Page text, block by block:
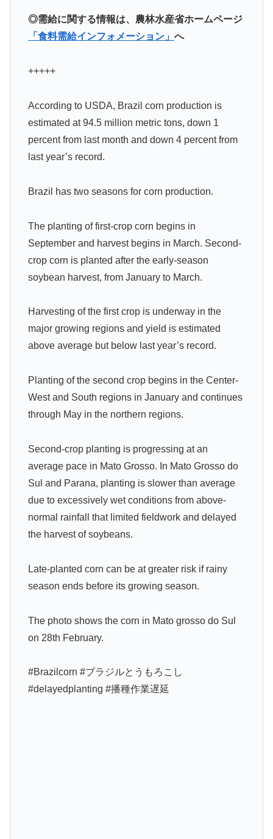
◎需給に関する情報は、農林水産省ホームページ
「食料需給インフォメーション」 へ
+++++
According to USDA, Brazil corn production is
estimated at 94.5 million metric tons, down 1
percent from last month and down 4 percent from
last year’s record.
Brazil has two seasons for corn production.
The planting of first-crop corn begins in
September and harvest begins in March. Second-
crop corn is planted after the early-season
soybean harvest, from January to March.
Harvesting of the first crop is underway in the
major growing regions and yield is estimated
above average but below last year’s record.
Planting of the second crop begins in the Center-
West and South regions in January and continues
through May in the northern regions.
Second-crop planting is progressing at an
average pace in Mato Grosso. In Mato Grosso do
Sul and Parana, planting is slower than average
due to excessively wet conditions from above-
normal rainfall that limited fieldwork and delayed
the harvest of soybeans.
Late-planted corn can be at greater risk if rainy
season ends before its growing season.
The photo shows the corn in Mato grosso do Sul
on 28th February.
#Brazilcorn #ブラジルとうもろこし
#delayedplanting #播種作業遅延